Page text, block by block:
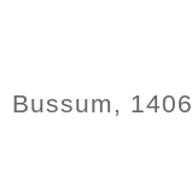
Bussum, 1406